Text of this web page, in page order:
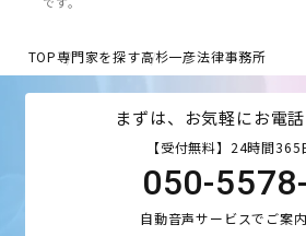
TOP専門家を探す高杉一彦法律事務所
まずは、お気軽にお電
【受付無料】24時間365
050-
自動音声サービスでご案